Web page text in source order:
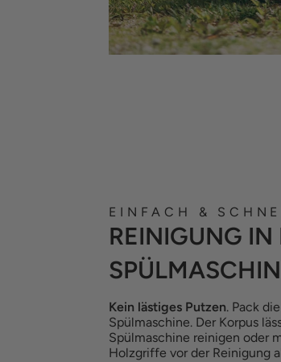
EINFACH &
REINIGUNG IN
Kein lästiges Putzen. Pack
Spülmaschine. Der Korpus
Spülmaschine reinigen oder
Holzgriffe vor der Reinigung